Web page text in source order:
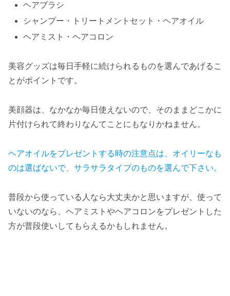
ヘアブラシ
シャンプー・トリートメントセット・ヘアオイル
ヘアミスト・ヘアコロン
美容グッズは毎日手軽に続けられるものを選んであげるこ
とがポイントです。
美顔器は、なかなか毎日使えないので、そのままどこかに
片付けられて終わりなんてことにもなりかねません。
ヘアオイルをプレゼントする時の注意点は、オイリーなも
のは選ばないで、サラサラタイプのものを選んで下さい。
普段から使っている人なら大丈夫かと思いますが、使って
いないのなら、ヘアミストやヘアコロンをプレゼントした
方が普段使いしてもらえるかもしれません。